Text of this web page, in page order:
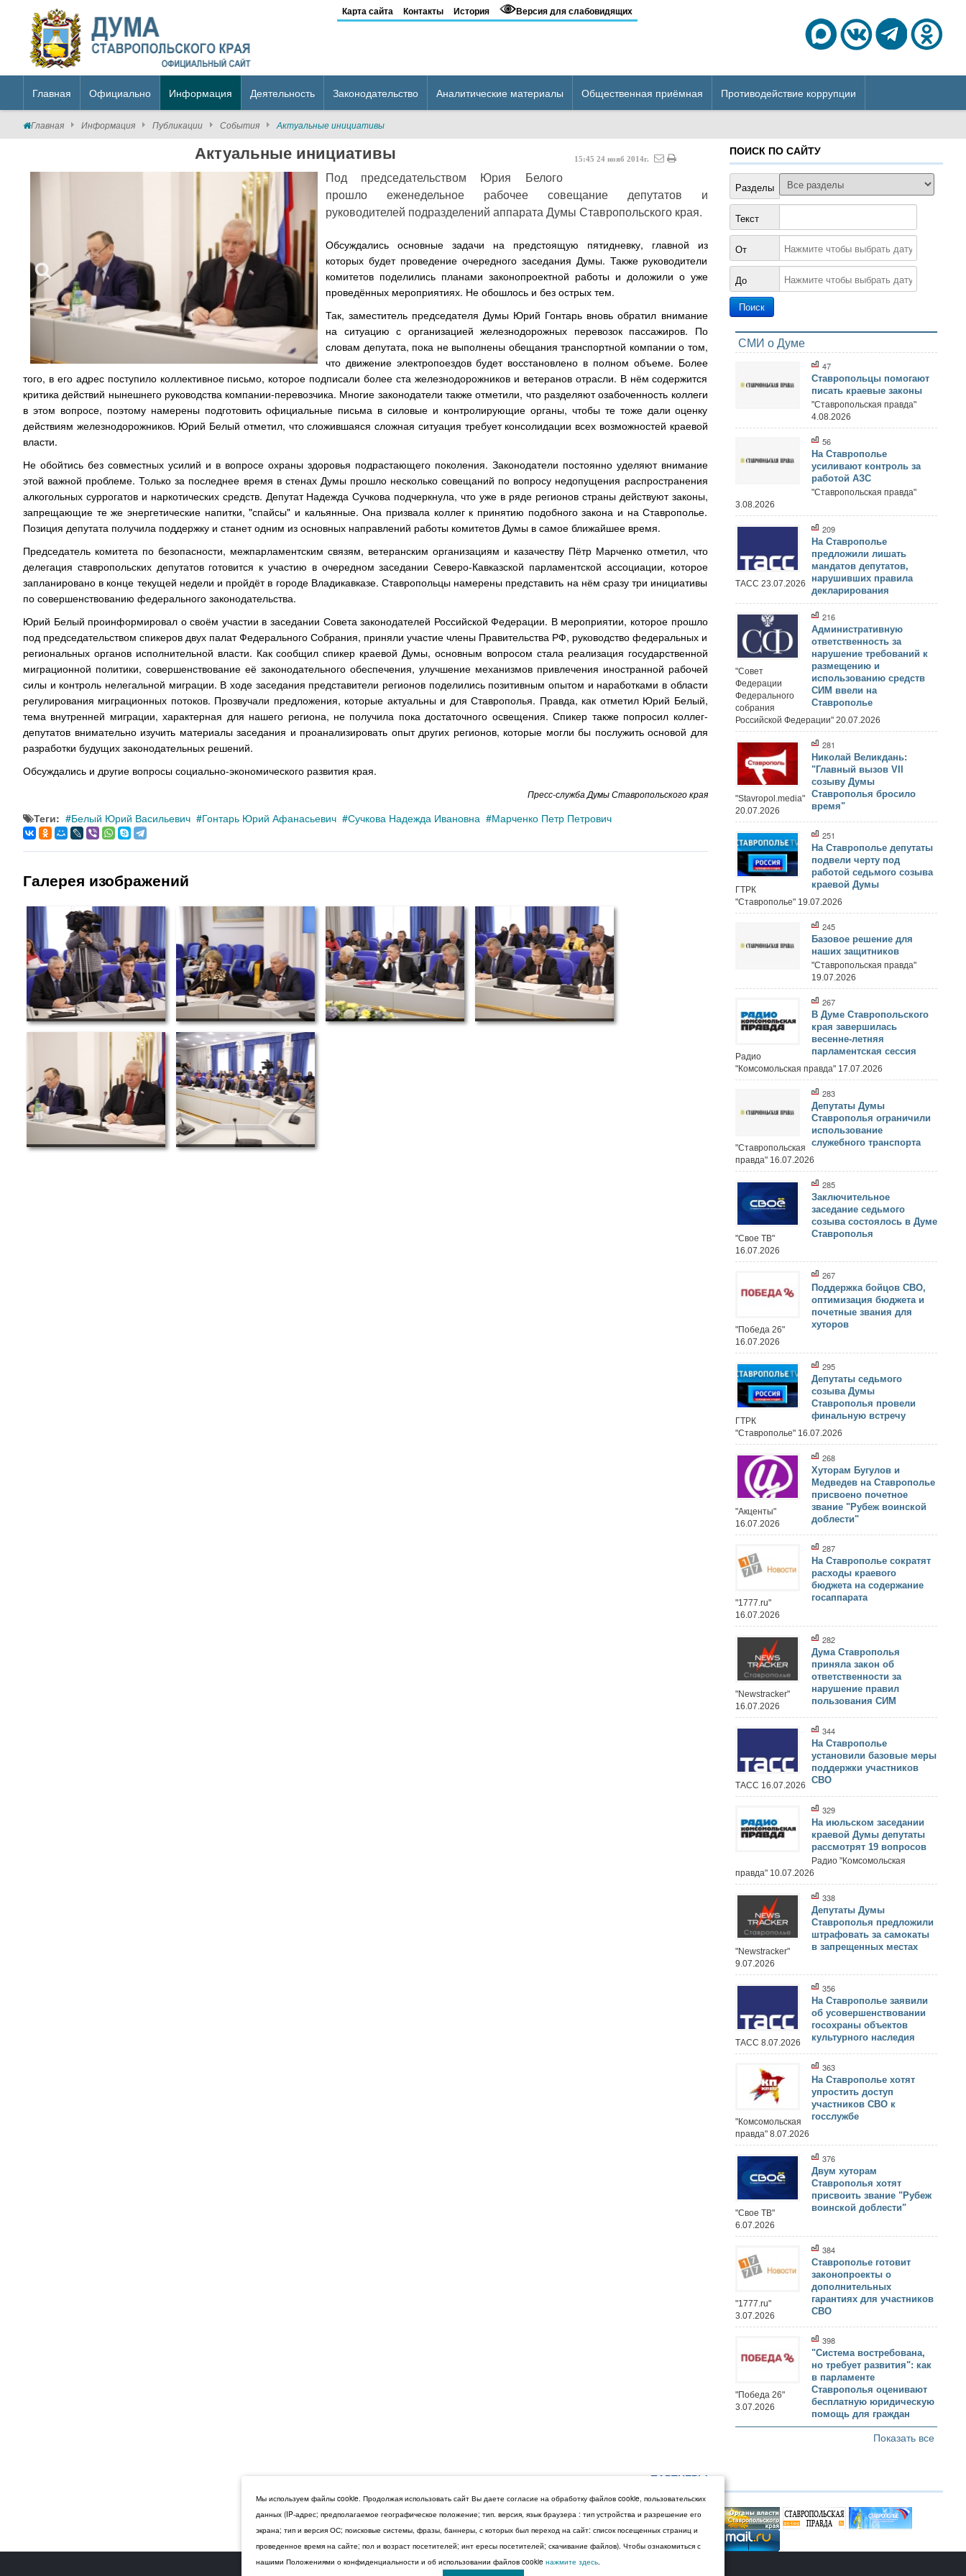
Карта сайта Контакты История Версия для слабовидящих
Главная Официально Информация Деятельность Законодательство Аналитические материалы Общественная приёмная Противодействие коррупции
Главная Информация Публикации События Актуальные инициативы
Актуальные инициативы 15:45 24 нояб 2014г.
Под председательством Юрия Белого
прошло еженедельное рабочее совещание депутатов и
руководителей подразделений аппарата Думы Ставропольского края.
Обсуждались основные задачи на предстоящую пятидневку, главной из
которых будет проведение очередного заседания Думы. Также руководители
комитетов поделились планами законопроектной работы и доложили о уже
проведённых мероприятиях. Не обошлось и без острых тем.
Так, заместитель председателя Думы Юрий Гонтарь вновь обратил внимание
на ситуацию с организацией железнодорожных перевозок пассажиров. По
словам депутата, пока не выполнены обещания транспортной компании о том,
что движение электропоездов будет восстановлено в полном объеме. Более
того, в его адрес поступило коллективное письмо, которое подписали более ста железнодорожников и ветеранов отрасли. В нём содержится
критика действий нынешнего руководства компании-перевозчика. Многие законодатели также отметили, что разделяют озабоченность коллеги
в этом вопросе, поэтому намерены подготовить официальные письма в силовые и контролирующие органы, чтобы те тоже дали оценку
действиям железнодорожников. Юрий Белый отметил, что сложившаяся сложная ситуация требует консолидации всех возможностей краевой
власти.
Не обойтись без совместных усилий и в вопросе охраны здоровья подрастающего поколения. Законодатели постоянно уделяют внимание
этой важной проблеме. Только за последнее время в стенах Думы прошло несколько совещаний по вопросу недопущения распространения
алкогольных суррогатов и наркотических средств. Депутат Надежда Сучкова подчеркнула, что уже в ряде регионов страны действуют законы,
запрещающие те же энергетические напитки, "спайсы" и кальянные. Она призвала коллег к принятию подобного закона и на Ставрополье.
Позиция депутата получила поддержку и станет одним из основных направлений работы комитетов Думы в самое ближайшее время.
Председатель комитета по безопасности, межпарламентским связям, ветеранским организациям и казачеству Пётр Марченко отметил, что
делегация ставропольских депутатов готовится к участию в очередном заседании Северо-Кавказской парламентской ассоциации, которое
запланировано в конце текущей недели и пройдёт в городе Владикавказе. Ставропольцы намерены представить на нём сразу три инициативы
по совершенствованию федерального законодательства.
Юрий Белый проинформировал о своём участии в заседании Совета законодателей Российской Федерации. В мероприятии, которое прошло
под председательством спикеров двух палат Федерального Собрания, приняли участие члены Правительства РФ, руководство федеральных и
региональных органов исполнительной власти. Как сообщил спикер краевой Думы, основным вопросом стала реализация государственной
миграционной политики, совершенствование её законодательного обеспечения, улучшение механизмов привлечения иностранной рабочей
силы и контроль нелегальной миграции. В ходе заседания представители регионов поделились позитивным опытом и наработками в области
регулирования миграционных потоков. Прозвучали предложения, которые актуальны и для Ставрополья. Правда, как отметил Юрий Белый,
тема внутренней миграции, характерная для нашего региона, не получила пока достаточного освещения. Спикер также попросил коллег-
депутатов внимательно изучить материалы заседания и проанализировать опыт других регионов, которые могли бы послужить основой для
разработки будущих законодательных решений.
Обсуждались и другие вопросы социально-экономического развития края.
Пресс-служба Думы Ставропольского края
Теги: Белый Юрий Васильевич Гонтарь Юрий Афанасьевич Сучкова Надежда Ивановна Марченко Петр Петрович
Галерея изображений
ПОИСК ПО САЙТУ
Разделы
Текст
От
До
СМИ о Думе
47
Ставропольцы помогают
писать краевые законы
"Ставропольская правда"
4.08.2026
56
На Ставрополье
усиливают контроль за
работой АЗС
"Ставропольская правда"
3.08.2026
209
На Ставрополье
предложили лишать
мандатов депутатов,
нарушивших правила
декларирования
ТАСС 23.07.2026
216
Административную
ответственность за
нарушение требований к
размещению и
использованию средств
СИМ ввели на
Ставрополье
"Совет
Федерации
Федерального
собрания
Российской Федерации" 20.07.2026
281
Николай Великдань:
"Главный вызов VII
созыву Думы
Ставрополья бросило
время"
"Stavropol.media"
20.07.2026
251
На Ставрополье депутаты
подвели черту под
работой седьмого созыва
краевой Думы
ГТРК
"Ставрополье" 19.07.2026
245
Базовое решение для
наших защитников
"Ставропольская правда"
19.07.2026
267
В Думе Ставропольского
края завершилась
весенне-летняя
парламентская сессия
Радио
"Комсомольская правда" 17.07.2026
283
Депутаты Думы
Ставрополья ограничили
использование
служебного транспорта
"Ставропольская
правда" 16.07.2026
285
Заключительное
заседание седьмого
созыва состоялось в Думе
Ставрополья
"Свое ТВ"
16.07.2026
267
Поддержка бойцов СВО,
оптимизация бюджета и
почетные звания для
хуторов
"Победа 26"
16.07.2026
295
Депутаты седьмого
созыва Думы
Ставрополья провели
финальную встречу
ГТРК
"Ставрополье" 16.07.2026
268
Хуторам Бугулов и
Медведев на Ставрополье
присвоено почетное
звание "Рубеж воинской
доблести"
"Акценты"
16.07.2026
287
На Ставрополье сократят
расходы краевого
бюджета на содержание
госаппарата
"1777.ru"
16.07.2026
282
Дума Ставрополья
приняла закон об
ответственности за
нарушение правил
пользования СИМ
"Newstracker"
16.07.2026
344
На Ставрополье
установили базовые меры
поддержки участников
СВО
ТАСС 16.07.2026
329
На июльском заседании
краевой Думы депутаты
рассмотрят 19 вопросов
Радио "Комсомольская
правда" 10.07.2026
338
Депутаты Думы
Ставрополья предложили
штрафовать за самокаты
в запрещенных местах
"Newstracker"
9.07.2026
356
На Ставрополье заявили
об усовершенствовании
госохраны объектов
культурного наследия
ТАСС 8.07.2026
363
На Ставрополье хотят
упростить доступ
участников СВО к
госслужбе
"Комсомольская
правда" 8.07.2026
376
Двум хуторам
Ставрополья хотят
присвоить звание "Рубеж
воинской доблести"
"Свое ТВ"
6.07.2026
384
Ставрополье готовит
законопроекты о
дополнительных
гарантиях для участников
СВО
"1777.ru"
3.07.2026
398
"Система востребована,
но требует развития": как
в парламенте
Ставрополья оценивают
бесплатную юридическую
помощь для граждан
"Победа 26"
3.07.2026
Показать все
ПАРТНЕРЫ
© 2026 Дума Ставропольского края.
Мы используем файлы cookie. Продолжая использовать сайт Вы даете согласие на обработку файлов cookie, пользовательских
данных (IP-адрес; предполагаемое географическое положение; тип. версия, язык браузера : тип устройства и разрешение его
экрана; тип и версия ОС; поисковые системы, фразы, баннеры, с которых был переход на сайт: список посещенных страниц и
проведенное время на сайте; пол и возраст посетителей; инт ересы посетителей; скачивание файлов). Чтобы ознакомиться с
нашими Положениями о конфиденциальности и об использовании файлов cookie нажмите здесь.